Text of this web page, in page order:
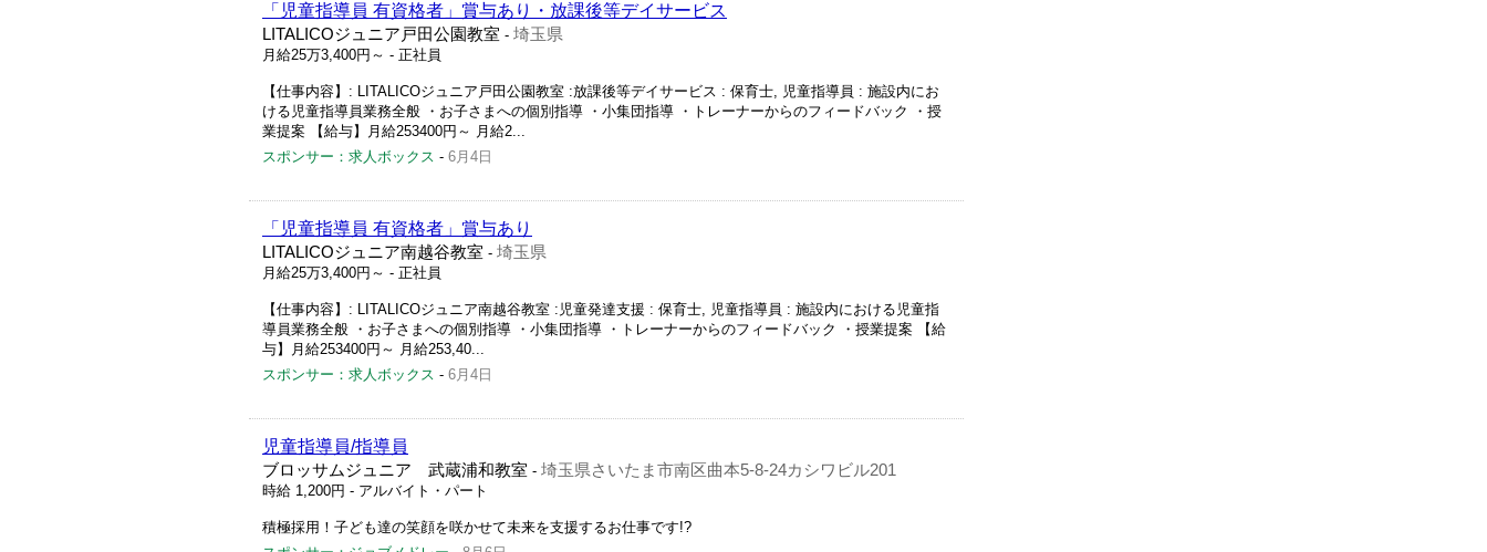
「児童指導員 有資格者」賞与あり・放課後等デイサービス
LITALICOジュニア戸田公園教室 - 埼玉県
月給25万3,400円～ - 正社員
【仕事内容】: LITALICOジュニア戸田公園教室 :放課後等デイサービス : 保育士, 児童指導員 : 施設内にお
ける児童指導員業務全般 ・お子さまへの個別指導 ・小集団指導 ・トレーナーからのフィードバック ・授
業提案 【給与】月給253400円～ 月給2...
スポンサー：求人ボックス - 6月4日
「児童指導員 有資格者」賞与あり
LITALICOジュニア南越谷教室 - 埼玉県
月給25万3,400円～ - 正社員
【仕事内容】: LITALICOジュニア南越谷教室 :児童発達支援 : 保育士, 児童指導員 : 施設内における児童指
導員業務全般 ・お子さまへの個別指導 ・小集団指導 ・トレーナーからのフィードバック ・授業提案 【給
与】月給253400円～ 月給253,40...
スポンサー：求人ボックス - 6月4日
児童指導員/指導員
ブロッサムジュニア 武蔵浦和教室 - 埼玉県さいたま市南区曲本5-8-24カシワビル201
時給 1,200円 - アルバイト・パート
積極採用！子ども達の笑顔を咲かせて未来を支援するお仕事です!?